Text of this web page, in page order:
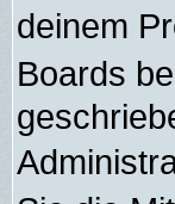
deinem
Boards